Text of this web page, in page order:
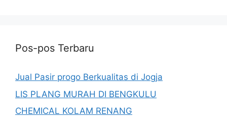
Pos-pos Terbaru
Jual Pasir progo Berkualitas di Jogja
LIS PLANG MURAH DI BENGKULU
CHEMICAL KOLAM RENANG